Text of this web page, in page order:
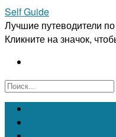
Self Guide
Лучшие путеводители
Кликните на значок,